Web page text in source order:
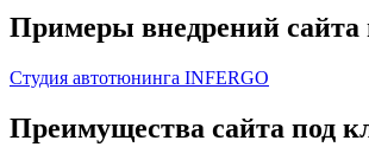
Примеры внедрений
Студия автотюнинга INFERGO
Преимущества сайта под